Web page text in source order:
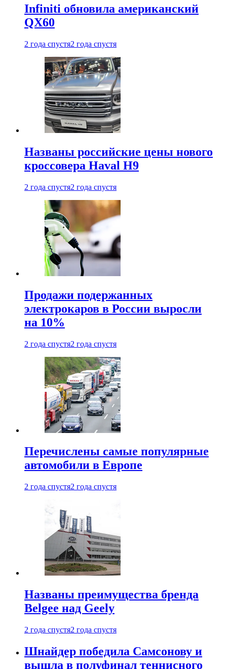
Infiniti обновила американский
QX60
2 года спустя2 года спустя
Названы российские цены нового
кроссовера Haval H9
2 года спустя2 года спустя
Продажи подержанных
электрокаров в России выросли
на 10%
2 года спустя2 года спустя
Перечислены самые популярные
автомобили в Европе
2 года спустя2 года спустя
Названы преимущества бренда
Belgee над Geely
2 года спустя2 года спустя
Шнайдер победила Самсонову и
вышла в полуфинал теннисного